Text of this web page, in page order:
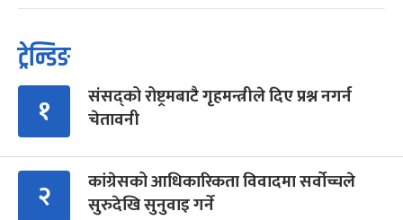
ट्रेन्डिङ
१
संसद्को रोष्ट्रमबाटै गृहमन्त्रीले दिए प्रश्न नगर्न
चेतावनी
२
कांग्रेसको आधिकारिकता विवादमा सर्वोच्चले
सुरुदेखि सुनुवाइ गर्ने